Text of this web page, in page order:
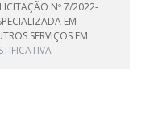
Nº 7/2022-
EM
SERVIÇOS EM